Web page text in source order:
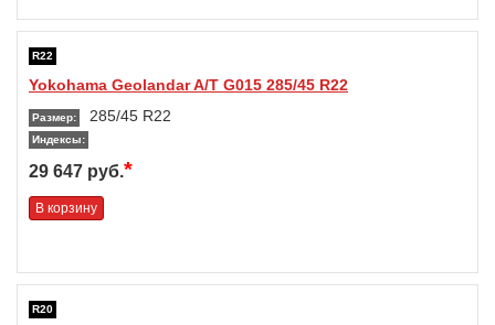
R22
Yokohama Geolandar A/T G015 285/45 R22
Размер: 285/45 R22
Индексы:
29 647 руб.*
В корзину
R20